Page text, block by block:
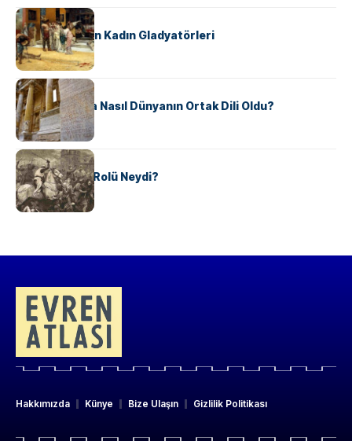
KÜLTÜR
Antik Roma’nın Kadın Gladyatörleri
KÜLTÜR
Antik Yunanca Nasıl Dünyanın Ortak Dili Oldu?
KÜLTÜR
Valdensler’in Rolü Neydi?
Hakkımızda Künye Bize Ulaşın Gizlilik Politikası